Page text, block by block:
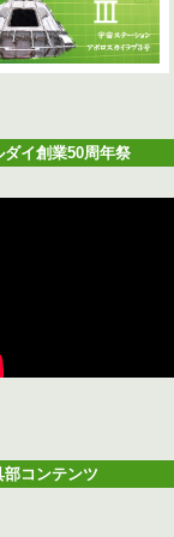
ダイ創業50周年祭
部コンテンツ